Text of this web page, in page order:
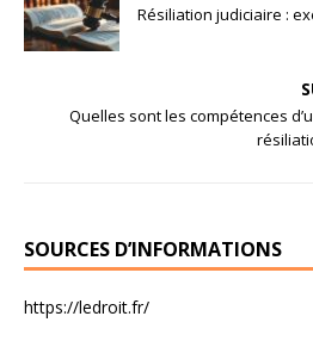
Résiliation judiciaire :
Quelles sont les compétences
SOURCES D’INFORMATIONS
https://ledroit.fr/